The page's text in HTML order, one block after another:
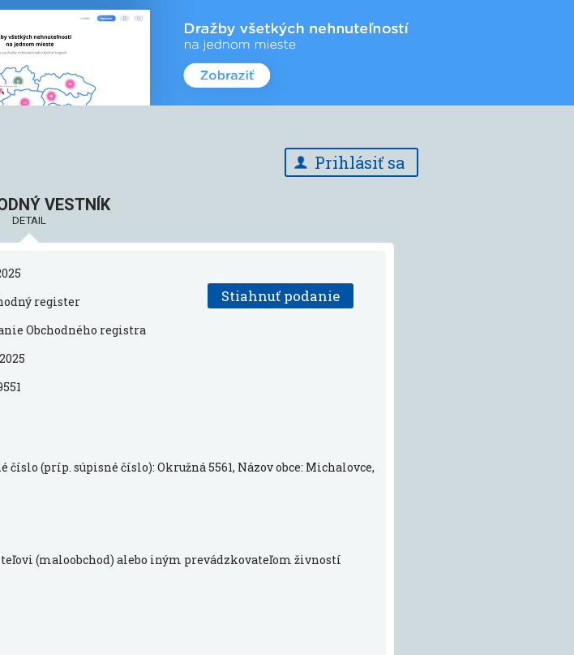
Prihlásiť sa
VESTNÍK
DETAIL
Stiahnuť podanie
register
Obchodného registra
(príp. súpisné číslo): Okružná 5561, Názov obce: Michalovce,
(maloobchod) alebo iným prevádzkovateľom živností